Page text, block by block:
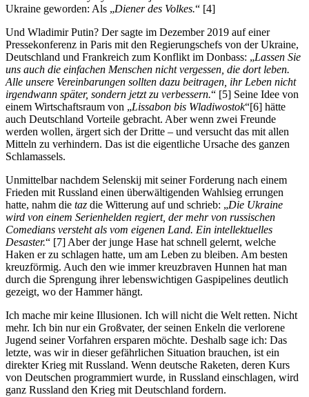
Ukraine geworden: Als „Diener des Volkes.“ [4]
Und Wladimir Putin? Der sagte im Dezember 2019 auf einer
Pressekonferenz in Paris mit den Regierungschefs von der Ukraine,
Deutschland und Frankreich zum Konflikt im Donbass: „Lassen Sie
uns auch die einfachen Menschen nicht vergessen, die dort leben.
Alle unsere Vereinbarungen sollten dazu beitragen, ihr Leben nicht
irgendwann später, sondern jetzt zu verbessern.“ [5] Seine Idee von
einem Wirtschaftsraum von „Lissabon bis Wladiwostok“[6] hätte
auch Deutschland Vorteile gebracht. Aber wenn zwei Freunde
werden wollen, ärgert sich der Dritte – und versucht das mit allen
Mitteln zu verhindern. Das ist die eigentliche Ursache des ganzen
Schlamassels.
Unmittelbar nachdem Selenskij mit seiner Forderung nach einem
Frieden mit Russland einen überwältigenden Wahlsieg errungen
hatte, nahm die taz die Witterung auf und schrieb: „Die Ukraine
wird von einem Serienhelden regiert, der mehr von russischen
Comedians versteht als vom eigenen Land. Ein intellektuelles
Desaster.“ [7] Aber der junge Hase hat schnell gelernt, welche
Haken er zu schlagen hatte, um am Leben zu bleiben. Am besten
kreuzförmig. Auch den wie immer kreuzbraven Hunnen hat man
durch die Sprengung ihrer lebenswichtigen Gaspipelines deutlich
gezeigt, wo der Hammer hängt.
Ich mache mir keine Illusionen. Ich will nicht die Welt retten. Nicht
mehr. Ich bin nur ein Großvater, der seinen Enkeln die verlorene
Jugend seiner Vorfahren ersparen möchte. Deshalb sage ich: Das
letzte, was wir in dieser gefährlichen Situation brauchen, ist ein
direkter Krieg mit Russland. Wenn deutsche Raketen, deren Kurs
von Deutschen programmiert wurde, in Russland einschlagen, wird
ganz Russland den Krieg mit Deutschland fordern.